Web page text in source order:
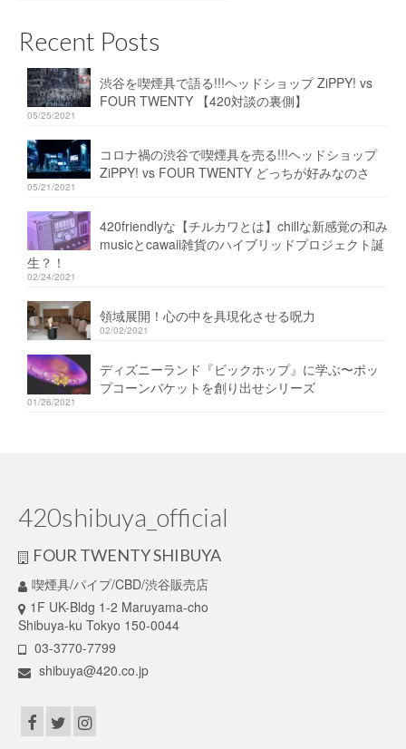
Recent Posts
渋谷を喫煙具で語る!!!ヘッドショップ ZiPPY! vs
FOUR TWENTY 【420対談の裏側】
05/25/2021
コロナ禍の渋谷で喫煙具を売る!!!ヘッドショップ
ZiPPY! vs FOUR TWENTY どっちが好みなのさ
05/21/2021
420friendlyな【チルカワとは】chillな新感覚の和み
musicとcawaii雑貨のハイブリッドプロジェクト誕
生？！
02/24/2021
領域展開！心の中を具現化させる呪力
02/02/2021
ディズニーランド『ビックホップ』に学ぶ〜ポッ
プコーンバケットを創り出せシリーズ
01/26/2021
420shibuya_official
FOUR TWENTY SHIBUYA
喫煙具/パイプ/CBD/渋谷販売店
1F UK-Bldg 1-2 Maruyama-cho
Shibuya-ku Tokyo 150-0044
03-3770-7799
shibuya@420.co.jp